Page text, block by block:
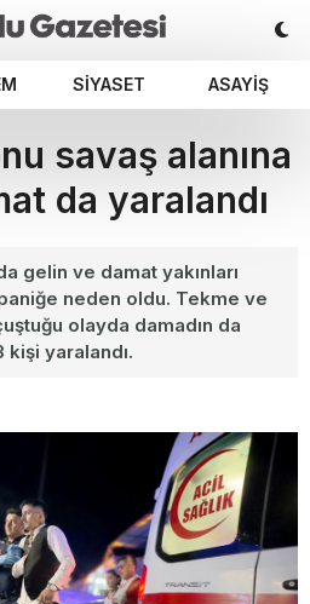
SIYASET ASAYIŞ
savaş alanına
da yaralandı
gelin ve damat yakınları
neden oldu. Tekme ve
olayda damadın da
kişi yaralandı.